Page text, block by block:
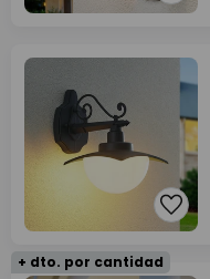
+ dto. por cantidad